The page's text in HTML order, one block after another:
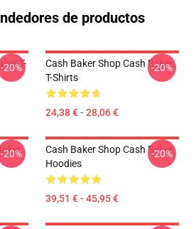
de productos
T-
-20%
Cash Baker Shop Cash Baker
T-Shirts
24,38 € - 28,06 €
-20%
-20%
Cash Baker Shop Cash Baker
Hoodies
39,51 € - 45,95 €
-20%